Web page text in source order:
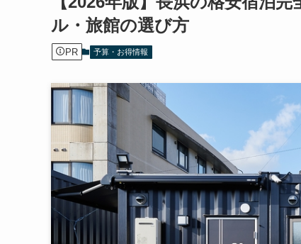
ル・旅館の選び方
PR 予算・お得情報